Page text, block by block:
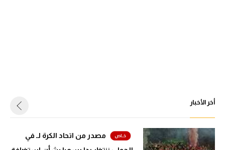
أخر الأخبار
مصدر من اتحاد الكرة لـ في